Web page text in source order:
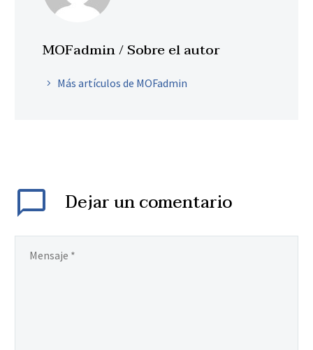
MOFadmin/ Sobre el autor
Más artículos de MOFadmin
Dejarun comentario